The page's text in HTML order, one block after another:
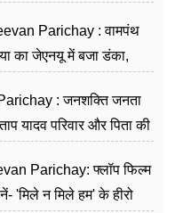
Parichay : वामपंथ
का जेएनयू में बजा डंका,
: जनशक्ति जनता
यादव परिवार और पिता की
Parichay: फ्लॉप फिल्म
'मिले न मिले हम' के हीरो